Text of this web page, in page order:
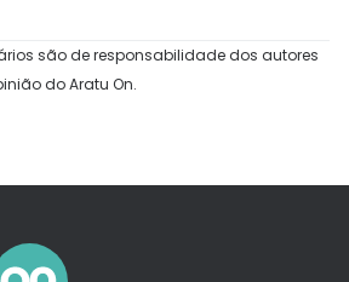
são de responsabilidade dos autores
do Aratu On.